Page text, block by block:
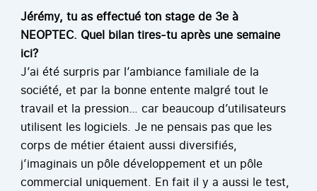
Jérémy, tu as effectué ton stage de 3e à
NEOPTEC. Quel bilan tires-tu après une semaine
ici?
J’ai été surpris par l’ambiance familiale de la
société, et par la bonne entente malgré tout le
travail et la pression… car beaucoup d’utilisateurs
utilisent les logiciels. Je ne pensais pas que les
corps de métier étaient aussi diversifiés,
j’imaginais un pôle développement et un pôle
commercial uniquement. En fait il y a aussi le test,